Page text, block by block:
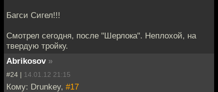
Багси Сигел!!!
Смотрел сегодня, после "Шерлока". Неплохой, на
твердую тройку.
Abrikosov »
#24 | 14.01.12 21:15
Кому: Drunkey, #17